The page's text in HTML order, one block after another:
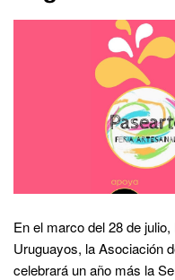
En el marco del 28 de
Uruguayos, la Asociación
celebrará un año más la